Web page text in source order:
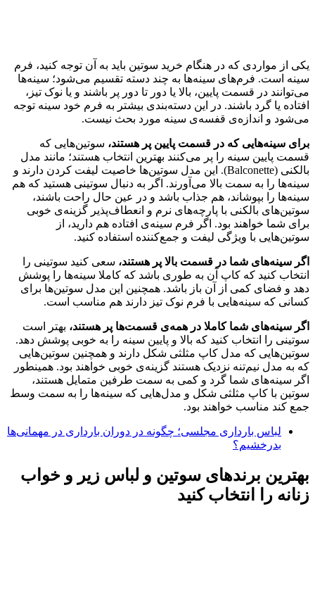
یکی از مواردی که در هنگام خرید سوتین باید به آن توجه کنید، فرم
سینه است. فرم‌های سینه‌ها به چند دسته تقسیم می‌شود؛ سینه‌ها
می‌توانند در قسمت پایین، بالا یا دور تا دور پر باشند و یا نوک تیز،
افتاده یا گرد باشند. در این دسته‌بندی بیشتر به فرم خود سینه توجه
می‌شود و اندازه‌ی قفسه‌ی سینه مورد بحث نیست.
برای سینه‌هایی که در قسمت پایین پر هستند، سوتین‌هایی که
قسمت پایین سینه را پر می‌کنند بهترین انتخاب هستند؛ مانند مدل
بالکنی (Balconette). این مدل سوتین‌ها خاصیت لیفت کردن دارند و
سینه‌ها را به سمت بالا می‌آورند. اگر به دنبال سوتینی هستید که هم
سینه‌ها را بپوشاند، هم جذاب باشد و در عین حال راحت باشند،
سوتین‌های بالکنی با پارچه‌های نرم و انعطاف‌پذیر گزینه‌ی خوبی
برای شما خواهند بود. اگر فرم سینه‌ی افتاده هم دارید، از
سوتین‌هایی با ویژگی لیفت و جمع‌کننده استفاده کنید.
اگر سینه‌های شما در قسمت بالا پر هستند، سعی کنید سوتینی را
انتخاب کنید که کاپ آن به طوری باشد که کاملا سینه‌ها را پوشش
دهد و فضای کمی از آن باز باشد. همچنین این مدل سوتین‌ها برای
کسانی که سینه‌هایی با فرم نوک تیز دارند هم مناسب است.
اگر سینه‌های شما کاملا در همه‌ی قسمت‌ها پر هستند، بهتر است
سوتینی را انتخاب کنید که بالا و پایین سینه را به خوبی پوشش دهد.
سوتین‌هایی که مدل کاپ مثلثی شکل دارند و همچنین سوتین‌هایی
که به مدل نیم‌تنه نزدیک هستند گزینه‌ی خوبی خواهند بود. همینطور
اگر سینه‌های شما گرد و کمی به سمت طرفین متمایل هستند،
سوتین با کاپ مثلثی شکل و مدل‌هایی که سینه‌ها را به سمت وسط
جمع کند مناسب خواهند بود.
لباس بارداری مجلسی؛ چگونه در دوران بارداری در مهمانی‌ها
بدرخشیم؟
بهترین برندهای سوتین و لباس زیر و خواب
زنانه را انتخاب کنید